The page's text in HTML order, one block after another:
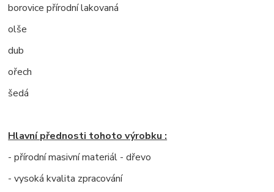
borovice přírodní lakovaná
olše
dub
ořech
šedá
Hlavní přednosti tohoto výrobku :
- přírodní masivní materiál - dřevo
- vysoká kvalita zpracování